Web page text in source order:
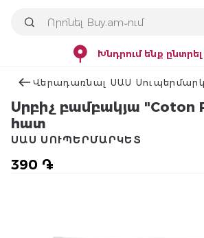
Խնդրում ենք
Վերադառնալ ՍԱՍ
Սրբիչ բամբակյա "Coton
հատ
390 ֏
ՍԱՍ ՍՈՒՊԵՐՄԱՐԿԵՏ